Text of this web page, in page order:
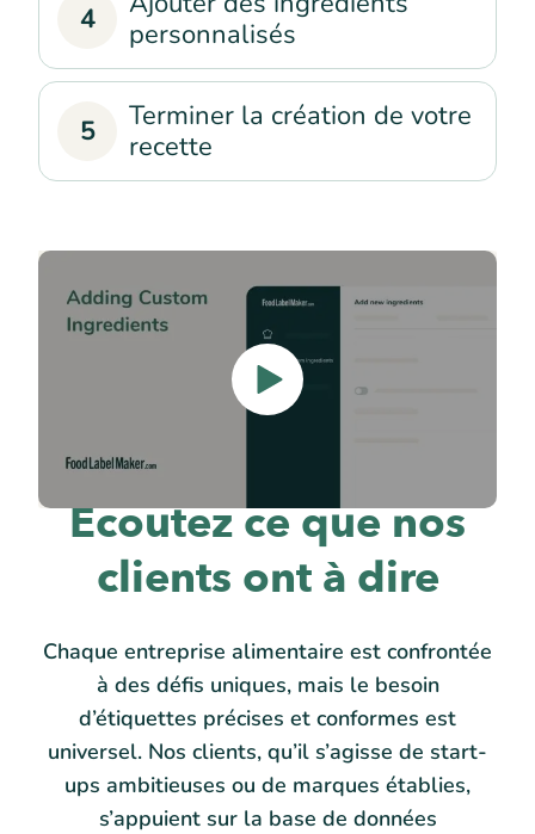
4
personnalisés
5
Terminer la création de votre
recette
Écoutez ce que nos
clients ont à dire
Chaque entreprise alimentaire est confrontée
à des défis uniques, mais le besoin
d’étiquettes précises et conformes est
universel. Nos clients, qu’il s’agisse de start-
ups ambitieuses ou de marques établies,
s’appuient sur la base de données